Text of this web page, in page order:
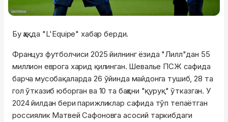
Бу ҳақда "L'Equipe" хабар берди.
Француз футболчиси 2025 йилнинг ёзида "Лилл"дан 55
миллион еврога харид қилинган. Шевалье ПСЖ сафида
барча мусобақаларда 26 ўйинда майдонга тушиб, 28 та
гол ўтказиб юборган ва 10 та баҳсни "қуруқ" ўтказган. У
2024 йилдан бери парижликлар сафида тўп тепаётган
россиялик Матвей Сафоновга асосий таркибдаги